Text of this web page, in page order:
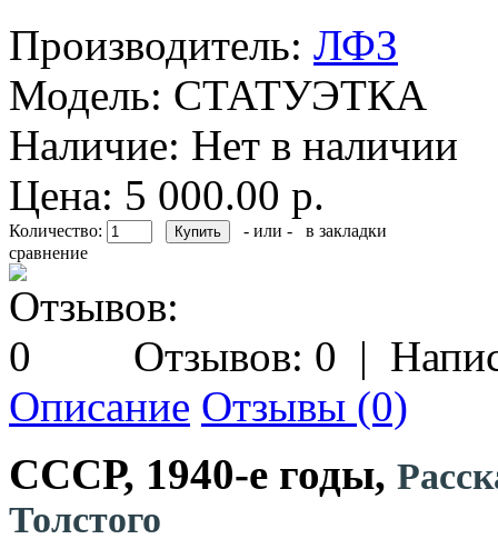
Производитель: ЛФЗ
Модель: СТАТУЭТКА
Наличие: Нет в наличии
Цена: 5 000.00 р.
Количество: - или -
в закладки
сравнение
Отзывов: 0 |
Описание Отзывы (0)
СССР, 1940-е годы,
Толстого